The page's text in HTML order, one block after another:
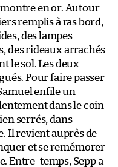
montre en or. Autour
remplis à ras bord,
des lampes
des rideaux arrachés
le sol. Les deux
Pour faire passer
enfile un
dans le coin
serrés, dans
Il revient auprès de
et se remémorer
Entre-temps, Sepp a